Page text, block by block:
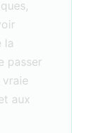
la
passer
vraie
aux